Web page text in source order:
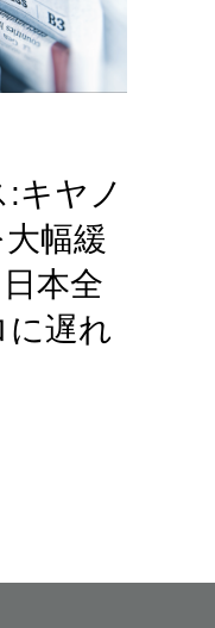
キヤノ
幅緩
本全
に遅れ